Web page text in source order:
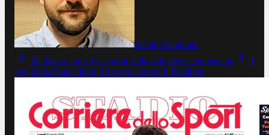
Jacopo Aliprandi
De Rossi come Gasperini sulle date del calciomercato
I
voti della Roma dopo il disastro contro il Brighton